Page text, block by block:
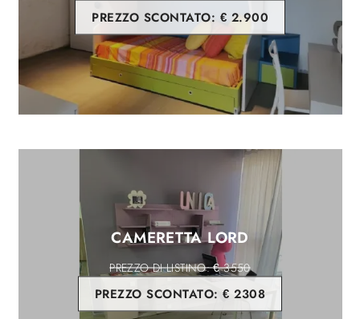
PREZZO SCONTATO: € 2.900
CAMERETTA LORD
€ 3550
PREZZO SCONTATO:€ 2308